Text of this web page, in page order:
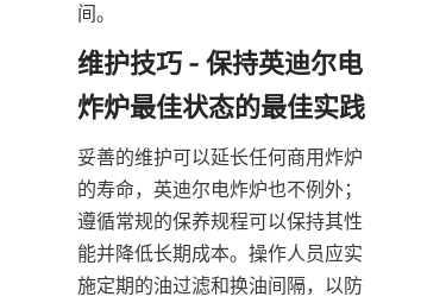
间。
维护技巧 - 保持英迪尔电
妥善的维护可以延长任何商用炸炉
的寿命，英迪尔电炸炉也不例外；
遵循常规的保养规程可以保持其性
能并降低长期成本。操作人员应实
施定期的油过滤和换油间隔，以防